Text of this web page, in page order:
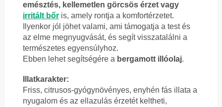
emésztés, kellemetlen görcsös érzet vagy
irritált bőr is, amely rontja a komfortérzetet.
Ilyenkor jól jöhet valami, ami támogatja a test és
az elme megnyugvását, és segít visszatalálni a
természetes egyensúlyhoz.
Ebben lehet segítségére a bergamott illóolaj.
Illatkarakter:
Friss, citrusos-gyógynövényes, enyhén fás illata a
nyugalom és az ellazulás érzetét keltheti,